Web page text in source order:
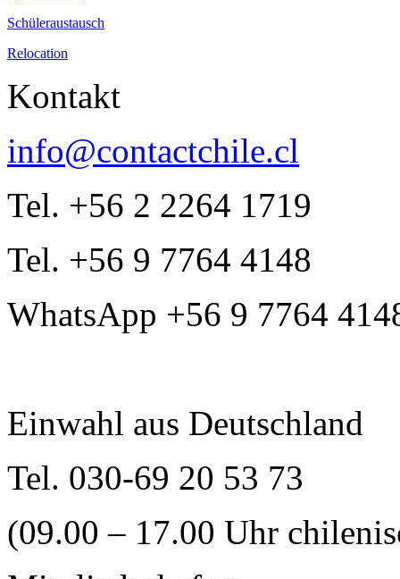
Schüleraustausch
Relocation
Kontakt
info@contactchile.cl
Tel. +56 2 2264 1719
Tel. +56 9 7764 4148
WhatsApp +56 9 7764
Einwahl aus Deutschland
Tel. 030-69 20 53 73
(09.00 – 17.00 Uhr